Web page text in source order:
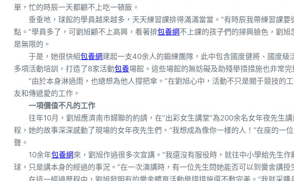
單，忙的時辰一天都顧不上吃一頓飯。
垂垂地，球館的學員越來越多，天天練習課排得滿滿當當。“有時辰我帶練習課
點。”學員多了，可劉旭顧不上高興，看著排包養網不上課的孩子們的掃興臉色，劉
是無限的。
于是，她很快組包養網建起一支40余人的鍛練團隊，此中包含國度健將、國度級
多項活動培訓，打造了8家活動包養場館。這些場館的無妨礙及助殘舉措措施也非常完
“由於本身淋過雨，也總想為他人撐把傘。”在劉旭心中，活動不只是關于競技的
友和傳遞愛的工作。
一項價值不凡的工作
往年10月，劉旭應濟南市婦聯的約請，在“出彩女生講堂”為200余名女年夜先生
程，她的故事深深感動了現場的女年夜先生們。“我想成為像你一樣的人！”在座的一
聲。
10余年包養網來，劉旭作過很多次宣講。“我還沒有服役時，就往中小學給先生
球，只是講本身的經過的事況。”在一次演講時，有一位先生問她能否可以到黌舍講授